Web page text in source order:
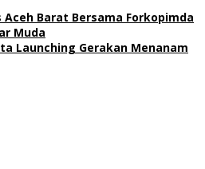
Aceh Barat Bersama Forkopimda
Muda
Launching Gerakan Menanam